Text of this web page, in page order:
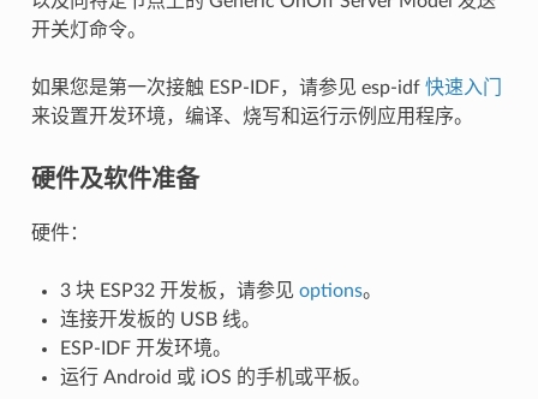
开关灯命令。
如果您是第一次接触 ESP-IDF，请参见 esp-idf 快速入门
来设置开发环境，编译、烧写和运行示例应用程序。
硬件及软件准备
硬件：
3 块 ESP32 开发板，请参见 options。
连接开发板的 USB 线。
ESP-IDF 开发环境。
运行 Android 或 iOS 的手机或平板。